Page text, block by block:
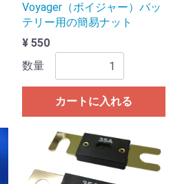
Voyager（ボイジャー）バッ
テリー用の簡易ナット
¥ 550
数量
カートに入れる